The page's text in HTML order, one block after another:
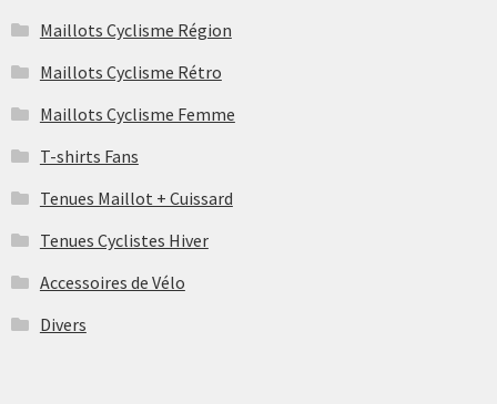
Maillots Cyclisme Région
Maillots Cyclisme Rétro
Maillots Cyclisme Femme
T-shirts Fans
Tenues Maillot + Cuissard
Tenues Cyclistes Hiver
Accessoires de Vélo
Divers